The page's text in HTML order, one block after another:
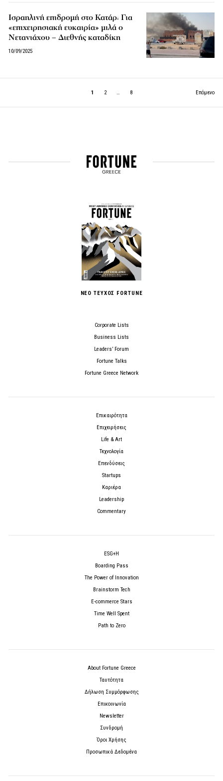
Ισραηλινή επιδρομή στο Κατάρ: Για
«επιχειρησιακή ευκαιρία» μιλά ο
Νετανιάχου – Διεθνής καταδίκη
10/09/2025
1 2 … 8 Επόμενο
ΝΕΟ ΤΕΥΧΟΣ FORTUNE
Corporate Lists
Business Lists
Leaders’ Forum
Fortune Talks
Fortune Greece Network
Επικαιρότητα
Επιχειρήσεις
Life & Art
Τεχνολογία
Επενδύσεις
Startups
Καριέρα
Leadership
Commentary
ESG+H
Boarding Pass
The Power of Innovation
Brainstorm Tech
E-commerce Stars
Time Well Spent
Path to Zero
About Fortune Greece
Ταυτότητα
Δήλωση Συμμόρφωσης
Επικοινωνία
Newsletter
Συνδρομή
Όροι Χρήσης
Προσωπικά Δεδομένα